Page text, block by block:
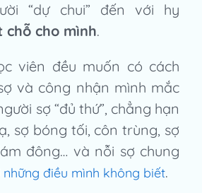
“dự chui” đến với hy
chỗ cho mình.
viên đều muốn có cách
và công nhận mình mắc
sợ “đủ thứ”, chẳng hạn
sợ bóng tối, côn trùng, sợ
đông… và nỗi sợ chung
những điều mình không biết.